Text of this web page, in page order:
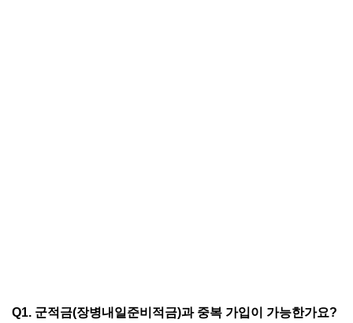
Q1. 군적금(장병내일준비적금)과 중복 가입이 가능한가요?